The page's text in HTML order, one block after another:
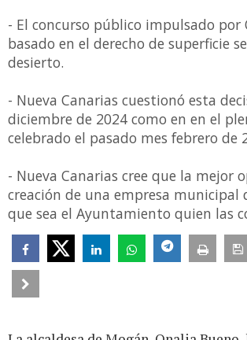
- El concurso público impulsado por
basado en el derecho de superficie
desierto.
- Nueva Canarias cuestionó esta
diciembre de 2024 como en en el
celebrado el pasado mes febrero de
- Nueva Canarias cree que la mejor
creación de una empresa municipal
que sea el Ayuntamiento quien las